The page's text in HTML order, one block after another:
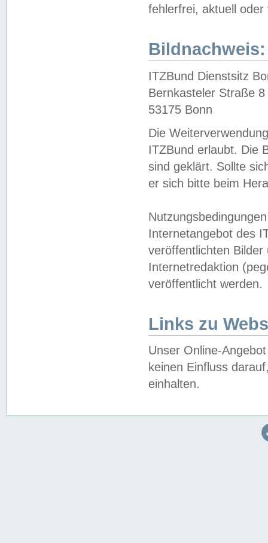
fehlerfrei, aktuell oder
Bildnachweis:
ITZBund Dienstsitz
Bernkasteler Straße 8
53175 Bonn
Die
ITZBund erlaubt. Die
sind geklärt. Sollte
er sich bitte beim
Internetangebot des
veröffentlichten
Internetredaktion
veröffentlicht werden.
Links zu
Unser Online-
keinen Einfluss
einhalten.